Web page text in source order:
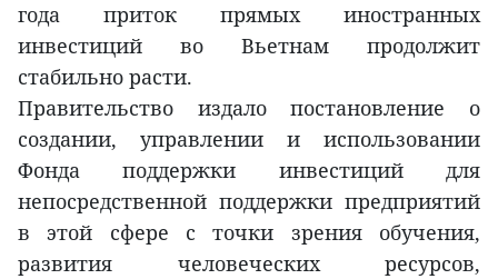
года приток прямых иностранных
инвестиций во Вьетнам продолжит
стабильно расти.
Правительство издало постановление о
создании, управлении и использовании
Фонда поддержки инвестиций для
непосредственной поддержки предприятий
в этой сфере с точки зрения обучения,
развития человеческих ресурсов,